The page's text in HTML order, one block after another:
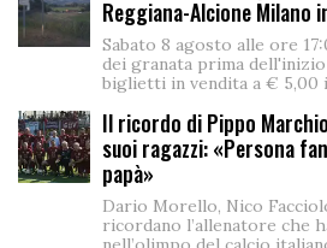
Reggiana-Alcione Milano
Sabato 8 agosto alle ore
dei granata prima
biglietti in vendita a € 5,00
Il ricordo di Pippo
suoi ragazzi: «Persona
papà»
Dario Morello, Nico
ricordano l’allenatore che